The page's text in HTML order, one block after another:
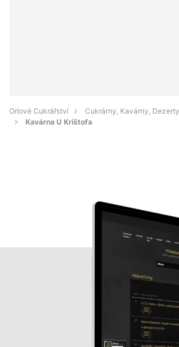
Orlové Cukrářství
Cukrárny, Kavárny,
Kavárna U Krištofa